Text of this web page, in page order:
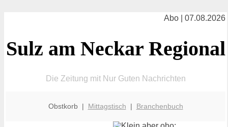
Abo | 07.08.2026
Sulz am Neckar Regional
Die Zeitung mit Nur Guten Nachrichten
Obstkorb | Mittagstisch | Branchenbuch